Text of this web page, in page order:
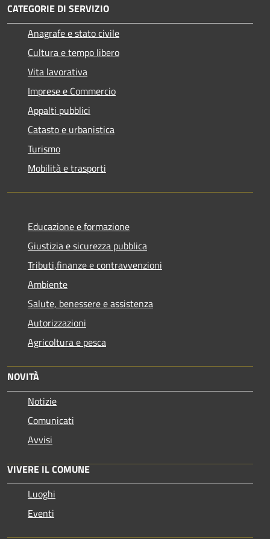
CATEGORIE DI SERVIZIO
Anagrafe e stato civile
Cultura e tempo libero
Vita lavorativa
Imprese e Commercio
Appalti pubblici
Catasto e urbanistica
Turismo
Mobilità e trasporti
Educazione e formazione
Giustizia e sicurezza pubblica
Tributi,finanze e contravvenzioni
Ambiente
Salute, benessere e assistenza
Autorizzazioni
Agricoltura e pesca
NOVITÀ
Notizie
Comunicati
Avvisi
VIVERE IL COMUNE
Luoghi
Eventi